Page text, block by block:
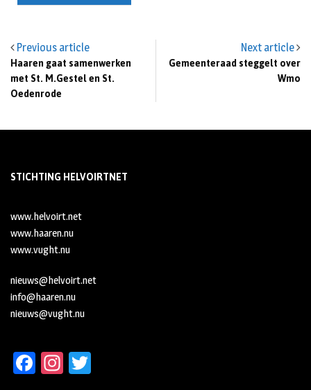
Previous article
Haaren gaat samenwerken
met St. M.Gestel en St.
Oedenrode
Next article
Gemeenteraad steggelt over
Wmo
STICHTING HELVOIRTNET
www.helvoirt.net
www.haaren.nu
www.vught.nu
nieuws@helvoirt.net
info@haaren.nu
nieuws@vught.nu
Fa In